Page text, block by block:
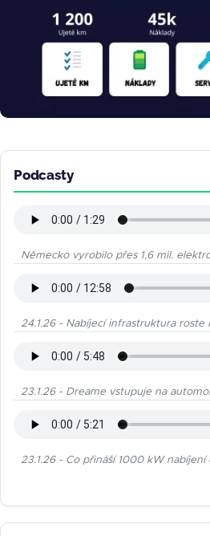
Podcasty
Německo vyrobilo přes 1,6 mil.
24.1.26 - Nabíjecí infrastruktura
23.1.26 - Dreame vstupuje na
23.1.26 - Co přináší 1000 kW nabíjení